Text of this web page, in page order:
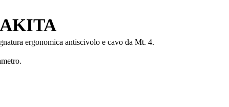
ergonomica antiscivolo e cavo da Mt. 4.